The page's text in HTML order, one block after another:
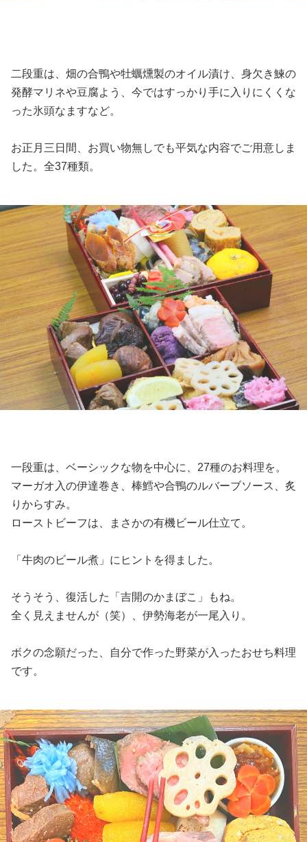
二段重は、畑の合鴨や牡蠣燻製のオイル漬け、身欠き鰊の
発酵マリネや豆腐よう、今ではすっかり手に入りにくくな
った氷頭なますなど。
お正月三日間、お買い物無しでも平気な内容でご用意しま
した。全37種類。
一段重は、ベーシックな物を中心に、27種のお料理を。
マーガオ入の伊達巻き、棒鱈や合鴨のルバーブソース、炙
りからすみ。
ローストビーフは、まさかの有機ビール仕立て。
「牛肉のビール煮」にヒントを得ました。
そうそう、復活した「吉開のかまぼこ」もね。
全く見えませんが（笑）、伊勢海老が一尾入り。
ボクの念願だった、自分で作った野菜が入ったおせち料理
です。